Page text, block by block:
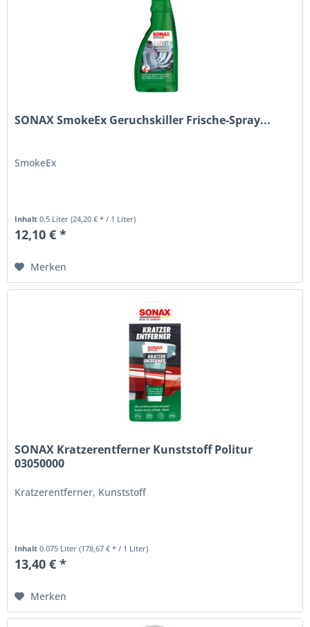
SONAX SmokeEx Geruchskiller Frische-Spray...
SmokeEx
Inhalt0.5 Liter(24,20 € * / 1 Liter)
12,10 € *
Merken
SONAX Kratzerentferner Kunststoff Politur
03050000
Kratzerentferner, Kunststoff
Inhalt0.075 Liter(178,67 € * / 1 Liter)
13,40 € *
Merken